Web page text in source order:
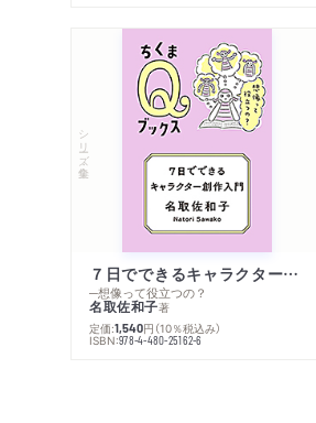
シリーズ・全集
７日でできるキャラクター創作入門
─想像って役立つの？
名取佐和子著
定価:1,540円 （10％税込み）
ISBN:978-4-480-25162-6